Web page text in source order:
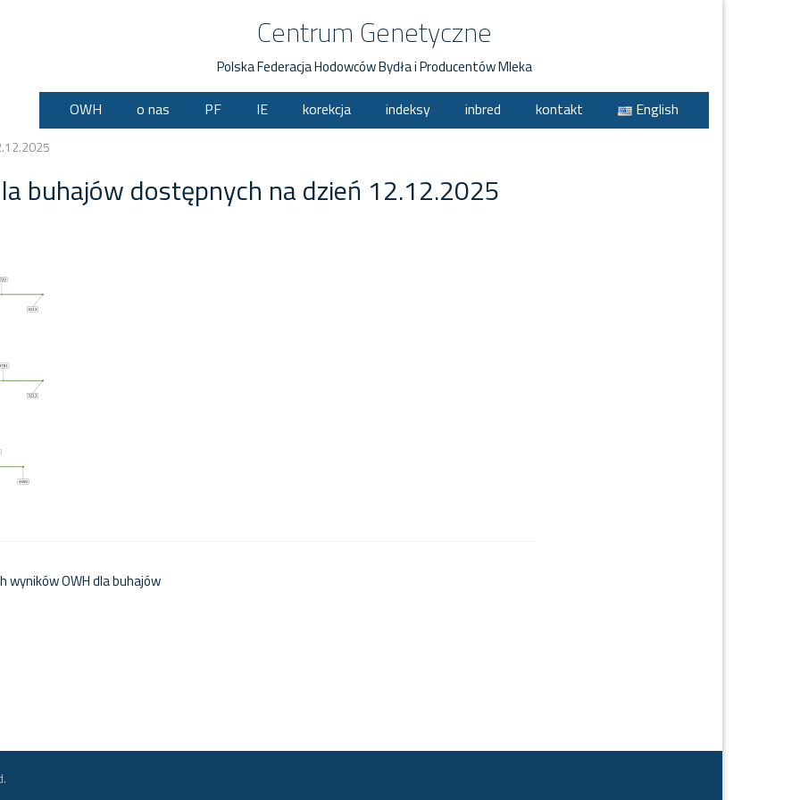
Centrum Genetyczne
Polska Federacja Hodowców Bydła i Producentów Mleka
OWH o nas PF IE korekcja indeksy inbred kontakt English
buhajów dostępnych na dzień 12.12.2025
wyników OWH dla buhajów